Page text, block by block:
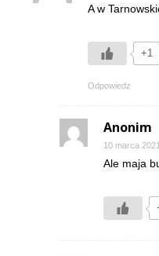
A w
+1
Odpowiedz
Anonim
10 marca
Ale maja